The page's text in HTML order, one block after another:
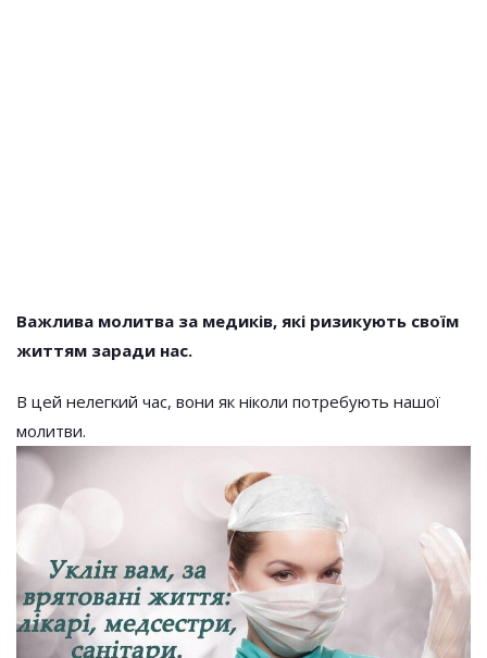
Важлива молитва за медиків, які ризикують своїм
життям заради нас.
В цей нелегкий час, вони як ніколи потребують нашої
молитви.